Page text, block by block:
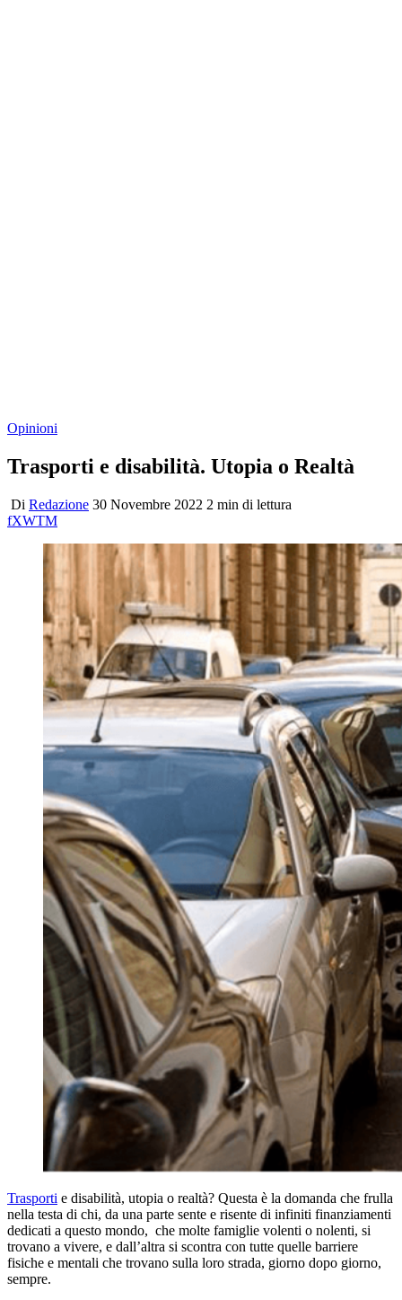
Opinioni
Trasporti e disabilità. Utopia o Realtà
Di Redazione 30 Novembre 2022 2 min di lettura
fXWTM
Trasporti e disabilità, utopia o realtà? Questa è la domanda che frulla
nella testa di chi, da una parte sente e risente di infiniti finanziamenti
dedicati a questo mondo, che molte famiglie volenti o nolenti, si
trovano a vivere, e dall’altra si scontra con tutte quelle barriere
fisiche e mentali che trovano sulla loro strada, giorno dopo giorno,
sempre.